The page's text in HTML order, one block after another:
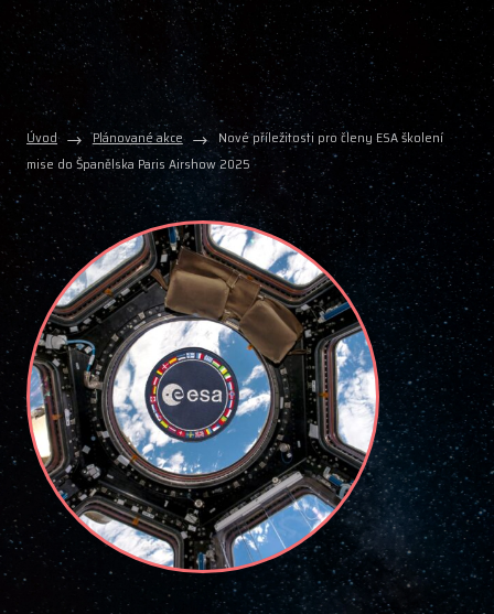
Úvod Plánované akce
Nové příležitosti pro členy ESA školení
mise do Španělska Paris Airshow 2025